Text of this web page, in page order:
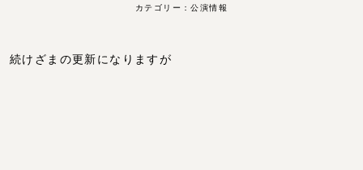
カテゴリー：公演情報
続けざまの更新になりますが